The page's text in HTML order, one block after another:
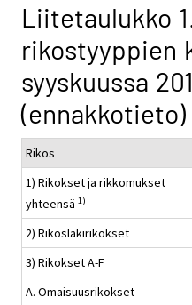
Liitetaulukko
rikostyyppien
syyskuussa
(ennakkotieto)
Rikos
1) Rikokset ja rikkomukset
yhteensä 1)
2) Rikoslakirikokset
3) Rikokset A-F
A. Omaisuusrikokset